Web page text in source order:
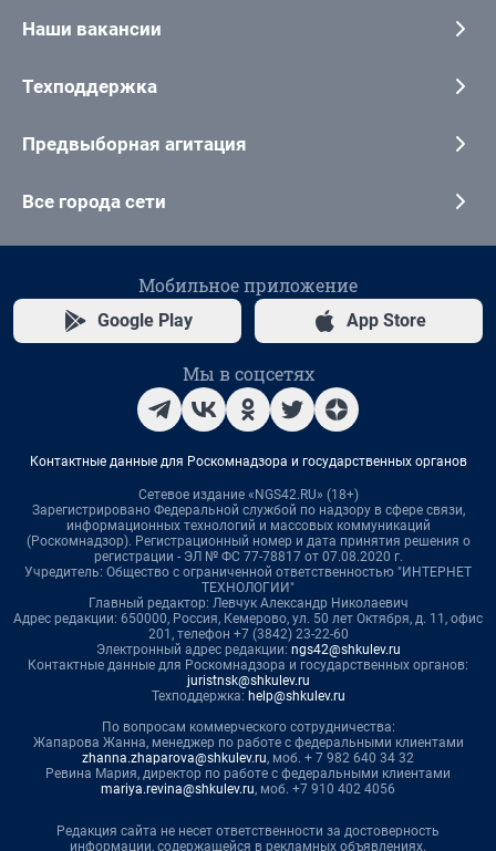
Наши вакансии
Техподдержка
Предвыборная агитация
Все города сети
Мобильное приложение
Google Play App Store
Мы в соцсетях
Контактные данные для Роскомнадзора и государственных органов
Сетевое издание «NGS42.RU» (18+)
Зарегистрировано Федеральной службой по надзору в сфере связи,
информационных технологий и массовых коммуникаций
(Роскомнадзор). Регистрационный номер и дата принятия решения о
регистрации - ЭЛ № ФС 77-78817 от 07.08.2020 г.
Учредитель: Общество с ограниченной ответственностью "ИНТЕРНЕТ
ТЕХНОЛОГИИ"
Главный редактор: Левчук Александр Николаевич
Адрес редакции: 650000, Россия, Кемерово, ул. 50 лет Октября, д. 11, офис
201, телефон +7 (3842) 23-22-60
Электронный адрес редакции: ngs42@shkulev.ru
Контактные данные для Роскомнадзора и государственных органов:
juristnsk@shkulev.ru
Техподдержка: help@shkulev.ru
По вопросам коммерческого сотрудничества:
Жапарова Жанна, менеджер по работе с федеральными клиентами
zhanna.zhaparova@shkulev.ru, моб. + 7 982 640 34 32
Ревина Мария, директор по работе с федеральными клиентами
mariya.revina@shkulev.ru, моб. +7 910 402 4056
Редакция сайта не несет ответственности за достоверность
информации, содержащейся в рекламных объявлениях.